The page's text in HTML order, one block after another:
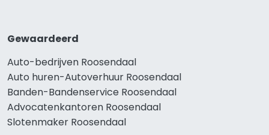
Gewaardeerd
Auto-bedrijven Roosendaal
Auto huren-Autoverhuur Roosendaal
Banden-Bandenservice Roosendaal
Advocatenkantoren Roosendaal
Slotenmaker Roosendaal